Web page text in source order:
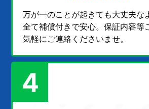
万が一のことが起きても大丈夫な
全て補償付きで安心。保証内容等
気軽にご連絡くださいませ。
4